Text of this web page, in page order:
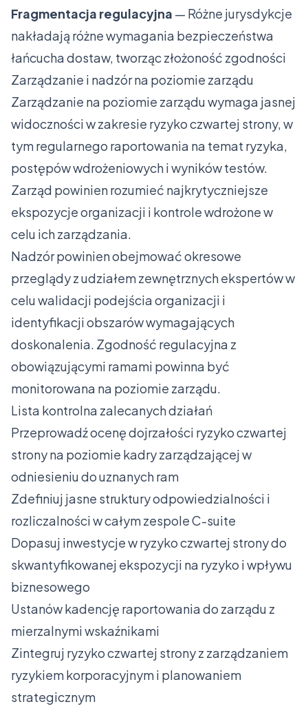
Fragmentacja regulacyjna — Różne jurysdykcje
nakładają różne wymagania bezpieczeństwa
łańcucha dostaw, tworząc złożoność zgodności
Zarządzanie i nadzór na poziomie zarządu
Zarządzanie na poziomie zarządu wymaga jasnej
widoczności w zakresie ryzyko czwartej strony, w
tym regularnego raportowania na temat ryzyka,
postępów wdrożeniowych i wyników testów.
Zarząd powinien rozumieć najkrytyczniejsze
ekspozycje organizacji i kontrole wdrożone w
celu ich zarządzania.
Nadzór powinien obejmować okresowe
przeglądy z udziałem zewnętrznych ekspertów w
celu walidacji podejścia organizacji i
identyfikacji obszarów wymagających
doskonalenia. Zgodność regulacyjna z
obowiązującymi ramami powinna być
monitorowana na poziomie zarządu.
Lista kontrolna zalecanych działań
Przeprowadź ocenę dojrzałości ryzyko czwartej
strony na poziomie kadry zarządzającej w
odniesieniu do uznanych ram
Zdefiniuj jasne struktury odpowiedzialności i
rozliczalności w całym zespole C-suite
Dopasuj inwestycje w ryzyko czwartej strony do
skwantyfikowanej ekspozycji na ryzyko i wpływu
biznesowego
Ustanów kadencję raportowania do zarządu z
mierzalnymi wskaźnikami
Zintegruj ryzyko czwartej strony z zarządzaniem
ryzykiem korporacyjnym i planowaniem
strategicznym